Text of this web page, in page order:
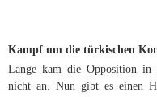
Kampf um die türkischen
Lange kam die Opposition in
nicht an. Nun gibt es einen